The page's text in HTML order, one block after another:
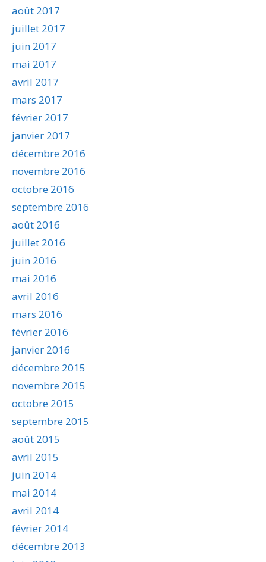
août 2017
juillet 2017
juin 2017
mai 2017
avril 2017
mars 2017
février 2017
janvier 2017
décembre 2016
novembre 2016
octobre 2016
septembre 2016
août 2016
juillet 2016
juin 2016
mai 2016
avril 2016
mars 2016
février 2016
janvier 2016
décembre 2015
novembre 2015
octobre 2015
septembre 2015
août 2015
avril 2015
juin 2014
mai 2014
avril 2014
février 2014
décembre 2013